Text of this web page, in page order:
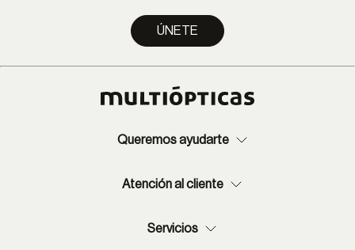
ÚNETE
Queremos ayudarte
Atención al cliente
Servicios